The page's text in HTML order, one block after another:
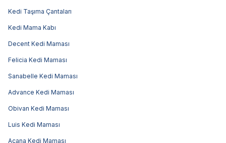
Kedi Taşıma Çantaları
Kedi Mama Kabı
Decent Kedi Maması
Felicia Kedi Maması
Sanabelle Kedi Maması
Advance Kedi Maması
Obivan Kedi Maması
Luis Kedi Maması
Acana Kedi Maması